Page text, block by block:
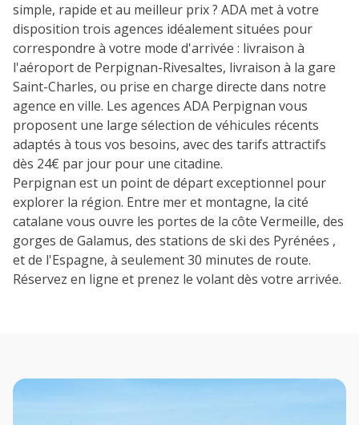
1
2 3 4
7 8 9 10
14 15 16 17 18
21 22 23 24 25
28 29 30
simple, rapide et au meilleur prix ? ADA met à votre
disposition trois agences idéalement situées pour
correspondre à votre mode d'arrivée : livraison à
l'aéroport de Perpignan-Rivesaltes, livraison à la gare
Saint-Charles, ou prise en charge directe dans notre
agence en ville. Les agences ADA Perpignan vous
proposent une large sélection de véhicules récents
adaptés à tous vos besoins, avec des tarifs attractifs
dès 24€ par jour pour une citadine.
Perpignan est un point de départ exceptionnel pour
explorer la région. Entre mer et montagne, la cité
catalane vous ouvre les portes de la côte Vermeille, des
gorges de Galamus, des stations de ski des Pyrénées ,
et de l'Espagne, à seulement 30 minutes de route.
Réservez en ligne et prenez le volant dès votre arrivée.